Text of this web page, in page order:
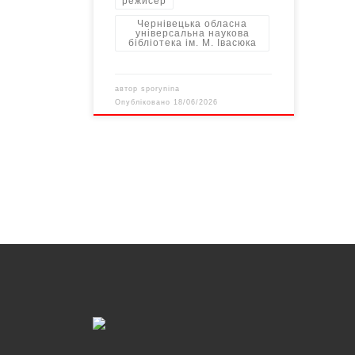
Чернівецька обласна
універсальна наукова
бібліотека ім. М. Івасюка
авторsporynina
Опубліковано 18/06/2026